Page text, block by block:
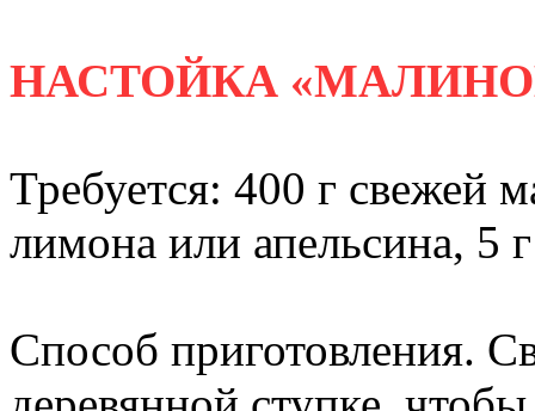
НАСТОЙКА
Требуется: 400 г свежей
лимона или апельсина, 5
Способ приготовления.